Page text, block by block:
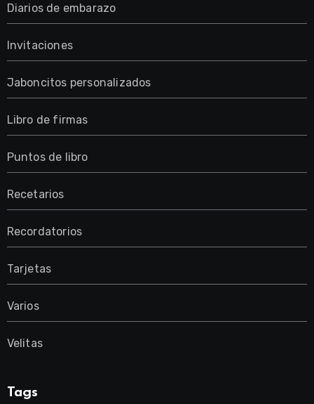
Diarios de embarazo
Invitaciones
Jaboncitos personalizados
Libro de firmas
Puntos de libro
Recetarios
Recordatorios
Tarjetas
Varios
Velitas
Tags